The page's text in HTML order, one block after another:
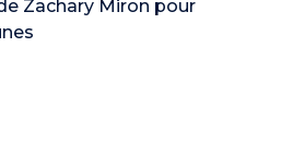
Zachary Miron pour